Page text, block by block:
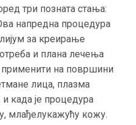
три позната стања:
напредна процедура
за креирање
и плана лечења
применити на површини
лица, плазма
када је процедура
млађелукажућу кожу.